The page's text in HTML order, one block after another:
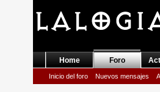
Home Foro
Inicio del foro Nuevos mensajes